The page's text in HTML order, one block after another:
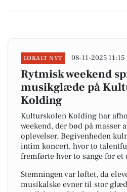
LOKALT NYT 08-11-2025 11:15
Rytmisk weekend
musikglæde på
Kolding
Kulturskolen Kolding har
weekend, der bød på masser
oplevelser. Begivenheden
intim koncert, hvor to
fremførte hver to sange for
Stemningen var løftet, da
musikalske evner til stor